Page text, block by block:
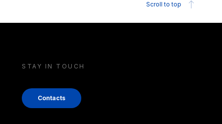
Scroll to top
STAY IN TOUCH
Contacts